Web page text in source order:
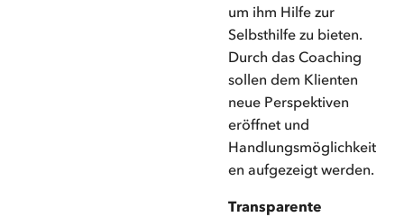
um ihm Hilfe zur
Selbsthilfe zu bieten.
Durch das Coaching
sollen dem Klienten
neue Perspektiven
eröffnet und
Handlungsmöglichkeit
en aufgezeigt werden.
Transparente